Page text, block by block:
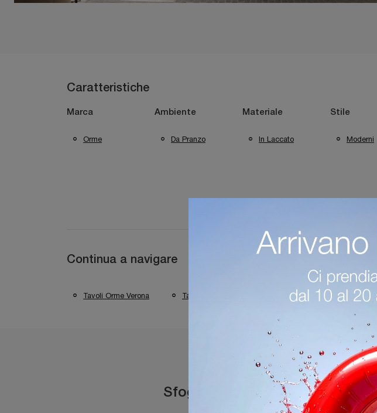
Caratteristiche
Marca
Orme
Ambiente
Da Pranzo
Materiale
In Laccato
Stile
Moderni
Continua a navigare
Tavoli Orme Verona Tavoli Orme Desenzano Del Garda Tavoli Orme
Sfoglia i cataloghi